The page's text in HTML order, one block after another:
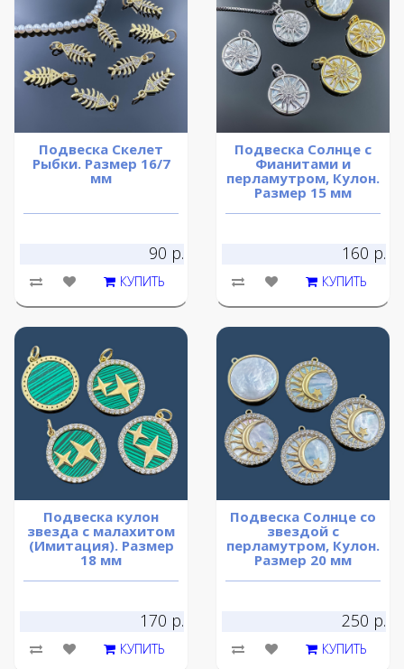
Подвеска Скелет
Рыбки. Размер 16/7
мм
90 р.
КУПИТЬ
Подвеска Солнце с
Фианитами и
перламутром, Кулон.
Размер 15 мм
160 р.
КУПИТЬ
Подвеска кулон
звезда с малахитом
(Имитация). Размер
18 мм
170 р.
КУПИТЬ
Подвеска Солнце со
звездой с
перламутром, Кулон.
Размер 20 мм
250 р.
КУПИТЬ